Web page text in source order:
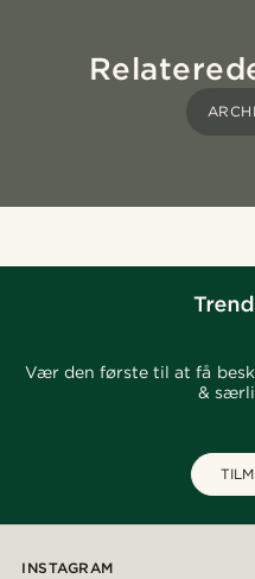
Vær den første til at få
&
INSTAGRAM